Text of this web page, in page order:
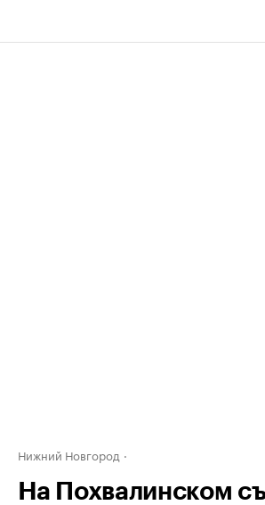
Нижний Новгород
На Похвалинском